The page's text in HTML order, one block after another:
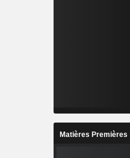
Matières Premières